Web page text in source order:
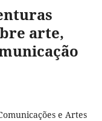
arte,
e Artes